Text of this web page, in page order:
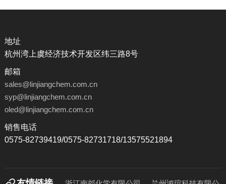
地址
杭州湾上虞经济技术开发区纬三路8号
邮箱
sales@linjiangchem.com.cn
syp@linjiangchem.com.cn
oled@linjiangchem.com.cn
销售电话
0575-82739419/0575-82731718/13575521894